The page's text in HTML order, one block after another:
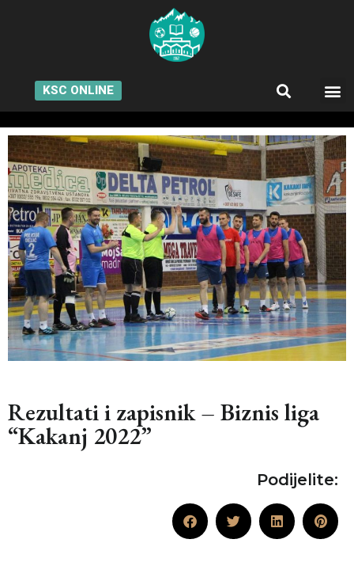
KSC ONLINE
Rezultati i zapisnik – Biznis liga
“Kakanj 2022”
Podijelite: